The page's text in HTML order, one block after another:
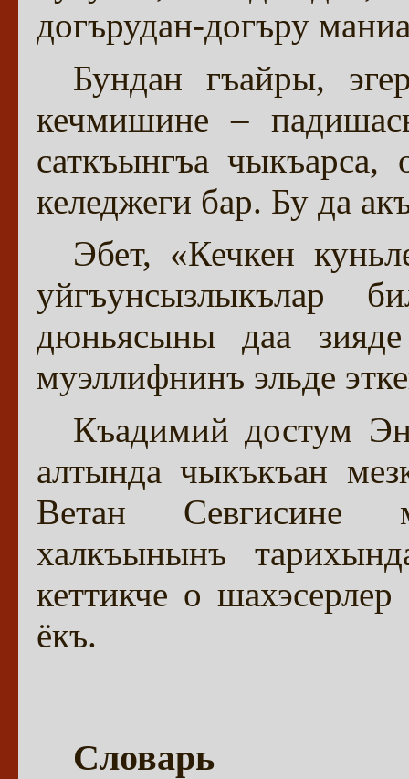
догърудан-догъру
Бундан гъайры,
кечмишине –
саткъынгъа
келеджеги бар. Бу да
Эбет, «Кечкен
уйгъунсызлыкълар
дюньясыны даа
муэллифнинъ эльде
Къадимий достум
алтында чыкъкъан
Ветан Севгисине
халкъынынъ
кеттикче о
ёкъ.
Словарь